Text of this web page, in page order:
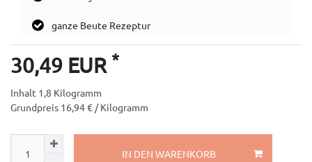
ganze Beute Rezeptur
30,49 EUR *
Inhalt 1,8 Kilogramm
Grundpreis 16,94 € / Kilogramm
IN DEN WARENKORB